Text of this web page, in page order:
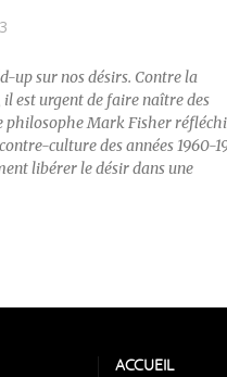
up sur nos désirs. Contre la
est urgent de faire naître des
philosophe Mark Fisher
culture des années 1960-
libérer le désir dans une
ACCUEIL